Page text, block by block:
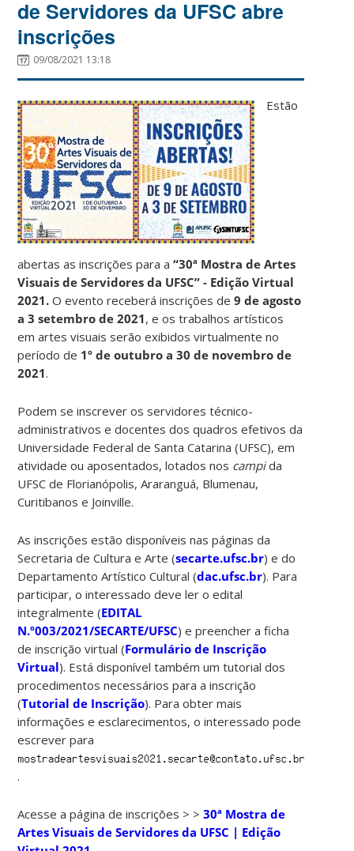
de Servidores da UFSC abre
inscrições
09/08/2021 13:18
Estão
abertas as inscrições para a“30ª Mostra de Artes
Visuais de Servidores da UFSC” - Edição Virtual
2021.O evento receberá inscrições de9 de agosto
a 3 setembro de 2021, e os trabalhos artísticos
em artes visuais serão exibidos virtualmente no
período de 1º de outubro a 30 de novembro de
2021.
Podem se inscrever os servidores técnico-
administrativos e docentes dos quadros efetivos da
Universidade Federal de Santa Catarina (UFSC), em
atividade ou aposentados, lotados nos campida
UFSC de Florianópolis, Araranguá, Blumenau,
Curitibanos e Joinville.
As inscrições estão disponíveis nas páginas da
Secretaria de Cultura e Arte (secarte.ufsc.br) e do
Departamento Artístico Cultural (dac.ufsc.br). Para
participar, o interessado deve ler o edital
integralmente (EDITAL
N.º003/2021/SECARTE/UFSC) e preencher a ficha
de inscrição virtual (Formulário de Inscrição
Virtual). Está disponível também um tutorial dos
procedimentos necessários para a inscrição
(Tutorial de Inscrição). Para obter mais
informações e esclarecimentos, o interessado pode
escrever para
.
Acesse a página de inscrições > >30ª Mostra de
Artes Visuais de Servidores da UFSC | Edição